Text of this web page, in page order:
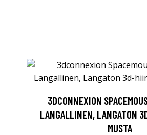
3DCONNEXION
LANGALLINEN, LANGATON
MUSTA